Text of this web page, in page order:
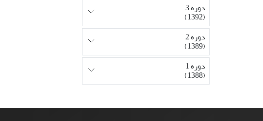
دوره 3
(1392)
دوره 2
(1389)
دوره 1
(1388)